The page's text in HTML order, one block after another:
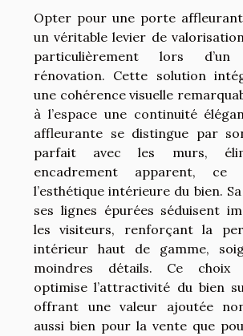
Opter pour une porte
un véritable levier de
particulièrement lors
rénovation. Cette solution
une cohérence visuelle
à l’espace une continuité
affleurante se distingue par
parfait avec les murs,
encadrement apparent, ce
l’esthétique intérieure du bien.
ses lignes épurées séduisent
les visiteurs, renforçant la
intérieur haut de gamme,
moindres détails. Ce choix
optimise l’attractivité du bien
offrant une valeur ajoutée
aussi bien pour la vente que